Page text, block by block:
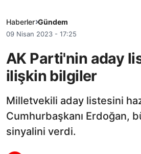
Haberler Gündem
09 Nisan 2023 - 17:25
AK Parti'nin aday
ilişkin bilgiler
Milletvekili aday listesini
Cumhurbaşkanı Erdoğan,
sinyalini verdi.